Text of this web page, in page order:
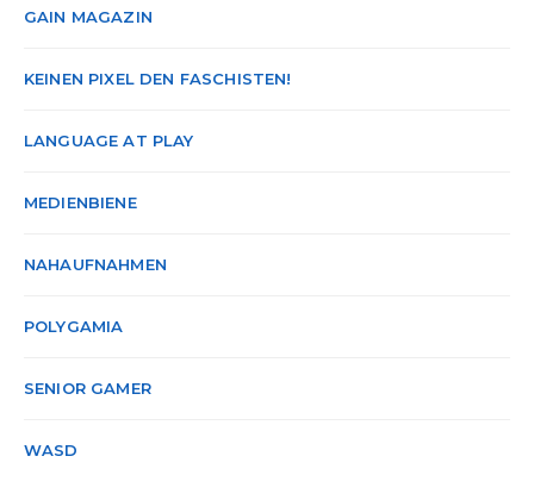
GAIN MAGAZIN
KEINEN PIXEL DEN FASCHISTEN!
LANGUAGE AT PLAY
MEDIENBIENE
NAHAUFNAHMEN
POLYGAMIA
SENIOR GAMER
WASD